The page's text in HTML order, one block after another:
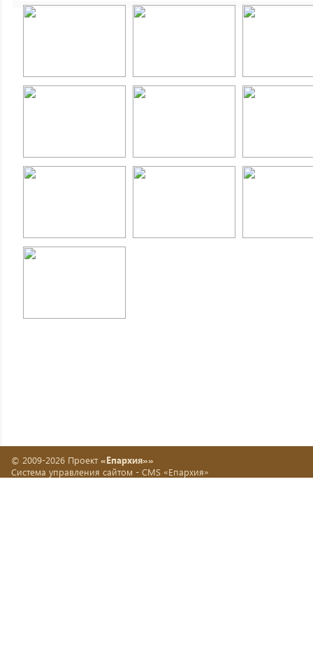
© 2009-2026 Проект «Епархия»»
Система управления сайтом - CMS «Епархия»